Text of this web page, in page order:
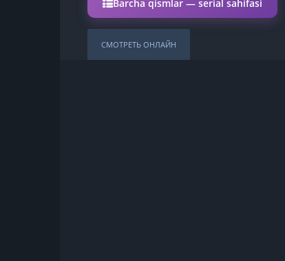
Barcha qismlar — serial sahifasi
СМОТРЕТЬ ОНЛАЙН